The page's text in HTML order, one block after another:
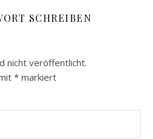
SCHREIBEN
nicht veröffentlicht.
* markiert